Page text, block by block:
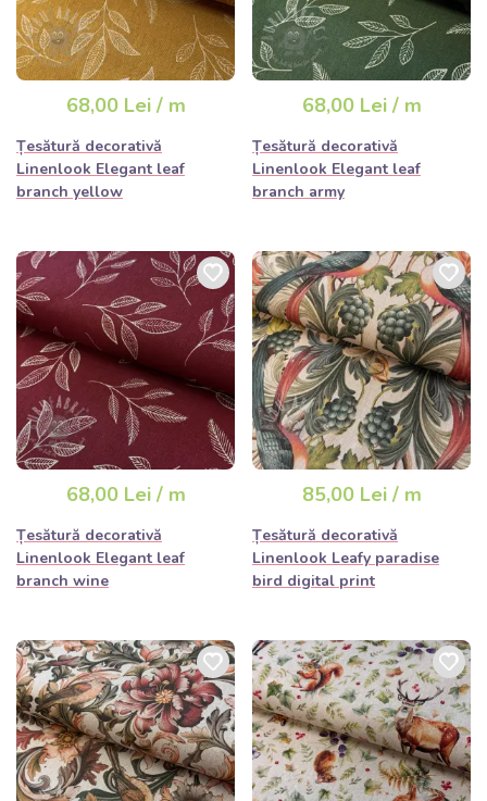
68,00 Lei / m
Țesătură decorativă
Linenlook Elegant leaf
branch yellow
68,00 Lei / m
Țesătură decorativă
Linenlook Elegant leaf
branch army
68,00 Lei / m
Țesătură decorativă
Linenlook Elegant leaf
branch wine
85,00 Lei / m
Țesătură decorativă
Linenlook Leafy paradise
bird digital print